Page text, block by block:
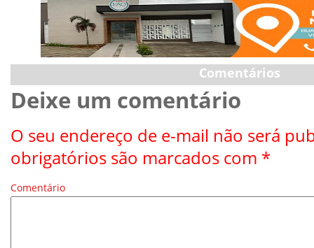
Comentários
Deixe um comentário
O seu endereço de e-mail não será
obrigatórios são marcados com *
Comentário